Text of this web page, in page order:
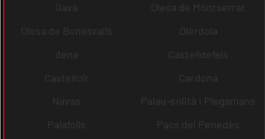
Gavà
Olesa de Montserrat
Olesa de Bonesvalls
Olèrdola
dena
Castelldefels
Castellcir
Cardona
Navas
Palau-solità i Plegamans
Palafolls
Pacs del Penedès